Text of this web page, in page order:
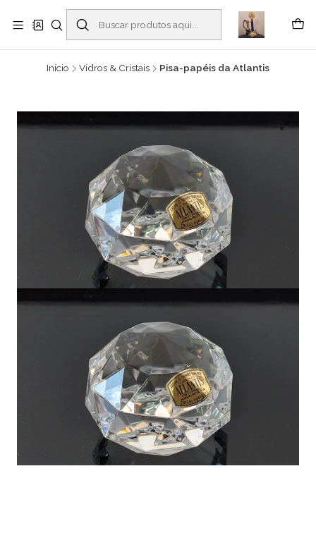
Buscantiguidades - Leilões. Colecionismo e antiguidades em Viana do
Castelo -
Leia mais
Início Vidros & Cristais Pisa-papéis da Atlantis